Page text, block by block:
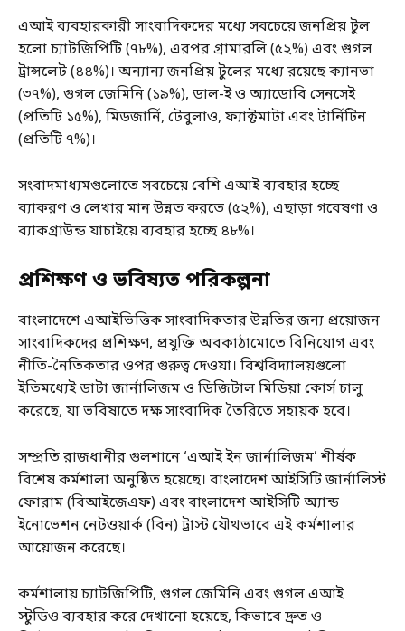
এআই ব্যবহারকারী সাংবাদিকদের মধ্যে সবচেয়ে জনপ্রিয় টুল
হলো চ্যাটজিপিটি (৭৮%), এরপর গ্রামারলি (৫২%) এবং গুগল
ট্রান্সলেট (৪৪%)। অন্যান্য জনপ্রিয় টুলের মধ্যে রয়েছে ক্যানভা
(৩৭%), গুগল জেমিনি (১৯%), ডাল-ই ও অ্যাডোবি সেনসেই
(প্রতিটি ১৫%), মিডজার্নি, টেবুলাও, ফ্যাক্টমাটা এবং টার্নিটিন
(প্রতিটি ৭%)।
সংবাদমাধ্যমগুলোতে সবচেয়ে বেশি এআই ব্যবহার হচ্ছে
ব্যাকরণ ও লেখার মান উন্নত করতে (৫২%), এছাড়া গবেষণা ও
ব্যাকগ্রাউন্ড যাচাইয়ে ব্যবহার হচ্ছে ৪৮%।
প্রশিক্ষণ ও ভবিষ্যত পরিকল্পনা
বাংলাদেশে এআইভিত্তিক সাংবাদিকতার উন্নতির জন্য প্রয়োজন
সাংবাদিকদের প্রশিক্ষণ, প্রযুক্তি অবকাঠামোতে বিনিয়োগ এবং
নীতি-নৈতিকতার ওপর গুরুত্ব দেওয়া। বিশ্ববিদ্যালয়গুলো
ইতিমধ্যেই ডাটা জার্নালিজম ও ডিজিটাল মিডিয়া কোর্স চালু
করেছে, যা ভবিষ্যতে দক্ষ সাংবাদিক তৈরিতে সহায়ক হবে।
সম্প্রতি রাজধানীর গুলশানে ‘এআই ইন জার্নালিজম’ শীর্ষক
বিশেষ কর্মশালা অনুষ্ঠিত হয়েছে। বাংলাদেশ আইসিটি জার্নালিস্ট
ফোরাম (বিআইজেএফ) এবং বাংলাদেশ আইসিটি অ্যান্ড
ইনোভেশন নেটওয়ার্ক (বিন) ট্রাস্ট যৌথভাবে এই কর্মশালার
আয়োজন করেছে।
কর্মশালায় চ্যাটজিপিটি, গুগল জেমিনি এবং গুগল এআই
স্টুডিও ব্যবহার করে দেখানো হয়েছে, কিভাবে দ্রুত ও